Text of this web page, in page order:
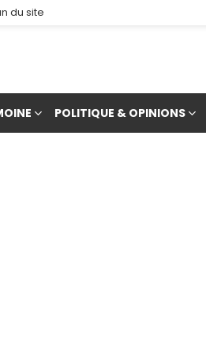
du site
POLITIQUE & OPINIONS